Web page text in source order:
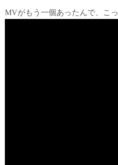
MVがもう一個あったんで、こ